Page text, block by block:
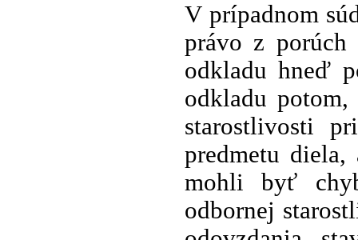
V prípadnom
právo z porúch
odkladu hneď
odkladu
starostlivosti
predmetu
mohli byť
odbornej